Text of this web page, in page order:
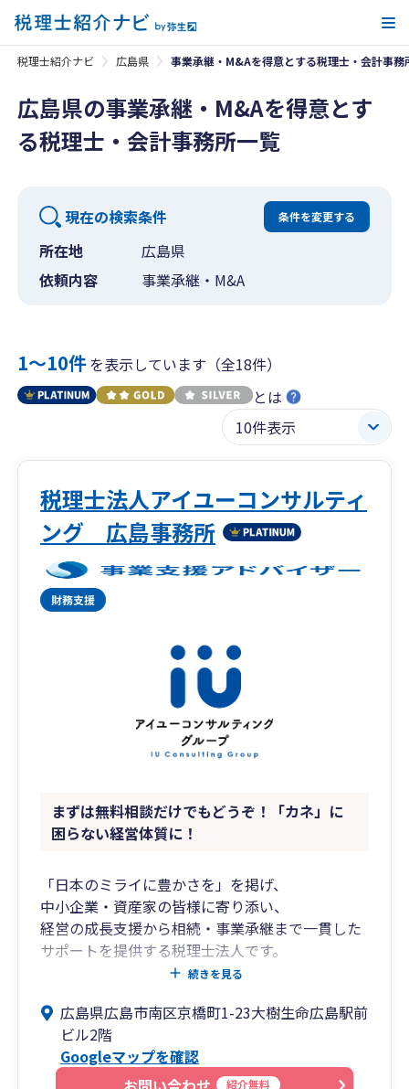
税理士紹介ナビ 広島県 事業承継・M&Aを得意とする税理士・会計事務
広島県の事業承継・M&Aを得意とす
る税理士・会計事務所一覧
現在の検索条件 条件を変更する
所在地
広島県
依頼内容
事業承継・M&A
1〜10件を表示しています（全18件）
とは
税理士法人アイユーコンサルティ
ング 広島事務所
まずは無料相談だけでもどうぞ！「カネ」に
困らない経営体質に！
「日本のミライに豊かさを」を掲げ、
中小企業・資産家の皆様に寄り添い、
経営の成長支援から相続・事業承継まで一貫した
サポートを提供する税理士法人です。
創業期から成長期、成熟期から承継期に至るま
各フェーズに応じた税務・財務の最適解をご提
案。
クラウド会計の導入支援から月次経営管理まで、
わかりやすくご支援いたします。
続きを見る
広島県広島市南区京橋町1-23大樹生命広島駅前
ビル2階
Googleマップを確認
紹介無料